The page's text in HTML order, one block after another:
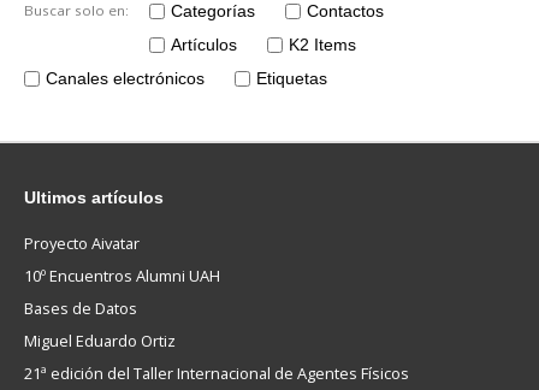
Buscar solo en: Categorías
Contactos
Artículos
K2 Items
Canales electrónicos
Etiquetas
Ultimos artículos
Proyecto Aivatar
10º Encuentros Alumni UAH
Bases de Datos
Miguel Eduardo Ortiz
21ª edición del Taller Internacional de Agentes Físicos